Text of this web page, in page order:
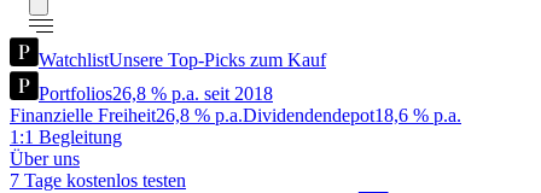
WatchlistUnsere Top-Picks zum Kauf
Portfolios26,8 % p.a. seit 2018
Finanzielle Freiheit26,8 % p.a.Dividendendepot18,6 % p.a.
1:1 Begleitung
Über uns
7 Tage kostenlos testen